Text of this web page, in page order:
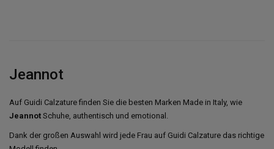
Jeannot
Auf Guidi Calzature finden Sie die besten Marken Made in Italy, wie
Jeannot Schuhe, authentisch und emotional.
Dank der großen Auswahl wird jede Frau auf Guidi Calzature das richtige